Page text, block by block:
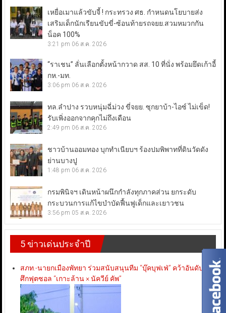
เหยื่อเมาแล้วขับจี้ ! กระทรวง ศธ. กำหนดนโยบายส่ง
เสริมเด็กนักเรียนขับขี่-ซ้อนท้ายรถจยย.สวมหมวกกัน
น็อค 100%
3:21 pm 06 ส.ค. 2026
“ราเชน” ลั่นเลือกตั้งหน้ากวาด สส. 10 ที่นั่ง พร้อมยึดเก้าอี้
กห.-มท.
3:06 pm 06 ส.ค. 2026
ทล.ลำปาง รวบหนุ่มฉี่ม่วง ขี่จยย. ซุกยาบ้า-ไอซ์ ไม่เข็ด!
รับเพิ่งออกจากคุกไม่ถึงเดือน
2:49 pm 06 ส.ค. 2026
ชาวบ้านออมทอง บุกทำเนียบฯ ร้องปมพิพาทที่ดินวัดดัง
ย่านบางปู
1:48 pm 06 ส.ค. 2026
กรมพินิจฯ เดินหน้าผนึกกำลังทุกภาคส่วน ยกระดับ
กระบวนการแก้ไขบำบัดฟื้นฟูเด็กและเยาวชน
3:56 pm 05 ส.ค. 2026
5 ข่าวเด่นประจำปี
สภท.-นายกเมืองพัทยา ร่วมสนับสนุนทีม “บุ๊คบุฟเฟ่” คว้าอันดับ 3
ศึกฟุตซอล “เกาะล้าน × นัควีย์ คัพ”